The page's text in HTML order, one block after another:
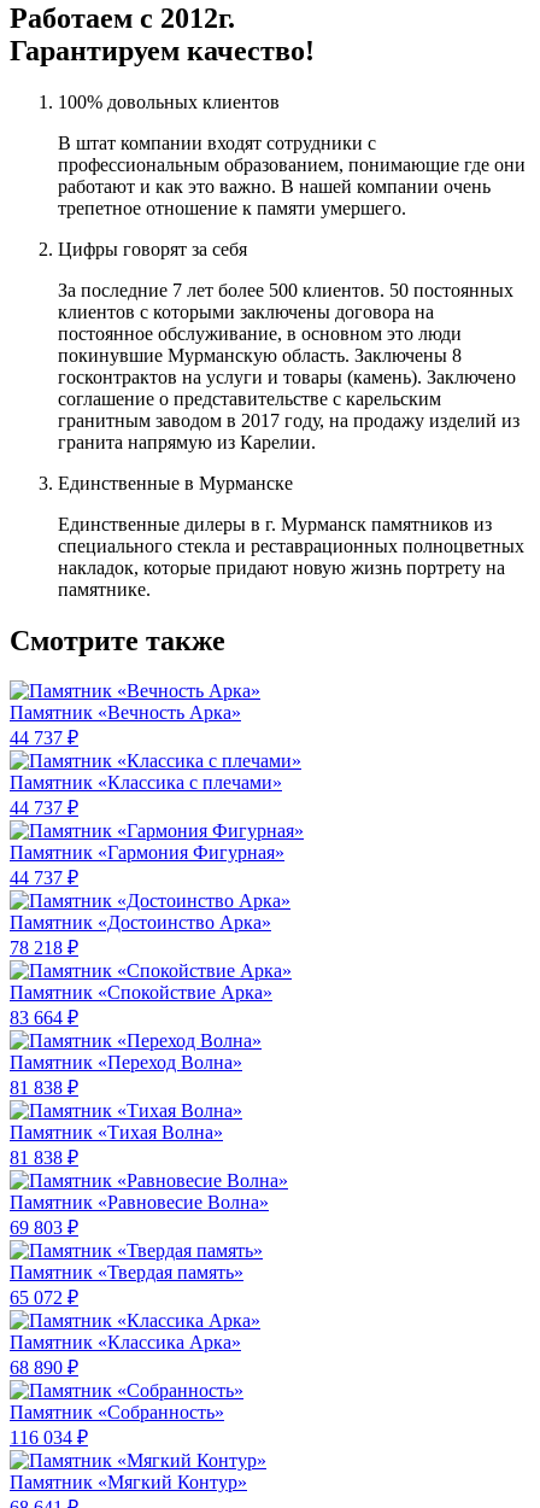
Работаем с 2012г.
Гарантируем качество!
100% довольных клиентов
В штат компании входят сотрудники с
профессиональным образованием, понимающие где они
работают и как это важно. В нашей компании очень
трепетное отношение к памяти умершего.
Цифры говорят за себя
За последние 7 лет более 500 клиентов. 50 постоянных
клиентов с которыми заключены договора на
постоянное обслуживание, в основном это люди
покинувшие Мурманскую область. Заключены 8
госконтрактов на услуги и товары (камень). Заключено
соглашение о представительстве с карельским
гранитным заводом в 2017 году, на продажу изделий из
гранита напрямую из Карелии.
Единственные в Мурманске
Единственные дилеры в г. Мурманск памятников из
специального стекла и реставрационных полноцветных
накладок, которые придают новую жизнь портрету на
памятнике.
Смотрите также
Памятник «Вечность Арка»
44 737 ₽
Памятник «Классика c плечами»
44 737 ₽
Памятник «Гармония Фигурная»
44 737 ₽
Памятник «Достоинство Арка»
78 218 ₽
Памятник «Спокойствие Арка»
83 664 ₽
Памятник «Переход Волна»
81 838 ₽
Памятник «Тихая Волна»
81 838 ₽
Памятник «Равновесие Волна»
69 803 ₽
Памятник «Твердая память»
65 072 ₽
Памятник «Классика Арка»
68 890 ₽
Памятник «Собранность»
116 034 ₽
Памятник «Мягкий Контур»